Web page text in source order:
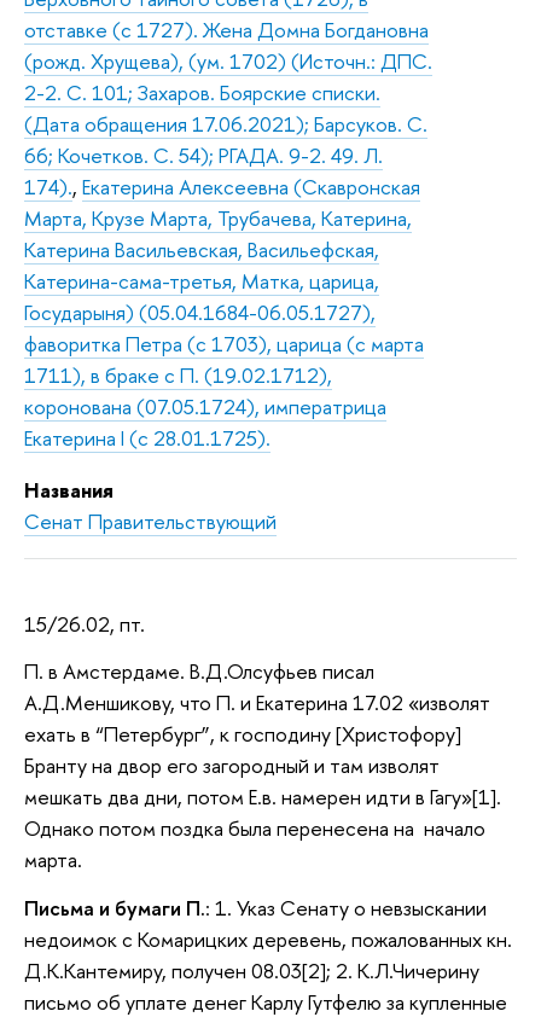
отставке (с 1727). Жена Домна Богдановна
(рожд. Хрущева), (ум. 1702) (Источн.: ДПС.
2-2. С. 101; Захаров. Боярские списки.
(Дата обращения 17.06.2021); Барсуков. С.
66; Кочетков. С. 54); РГАДА. 9-2. 49. Л.
174)., Екатерина Алексеевна (Скавронская
Марта, Крузе Марта, Трубачева, Катерина,
Катерина Васильевская, Васильефская,
Катерина-сама-третья, Матка, царица,
Государыня) (05.04.1684-06.05.1727),
фаворитка Петра (с 1703), царица (с марта
1711), в браке с П. (19.02.1712),
коронована (07.05.1724), императрица
Екатерина I (с 28.01.1725).
Названия
Сенат Правительствующий
15/26.02, пт.
П. в Амстердаме. В.Д.Олсуфьев писал
А.Д.Меншикову, что П. и Екатерина 17.02 «изволят
ехать в “Петербург”, к господину [Христофору]
Бранту на двор его загородный и там изволят
мешкать два дни, потом Е.в. намерен идти в Гагу»[1].
Однако потом поздка была перенесена на начало
марта.
Письма и бумаги П.: 1. Указ Сенату о невзыскании
недоимок с Комарицких деревень, пожалованных кн.
Д.К.Кантемиру, получен 08.03[2]; 2. К.Л.Чичерину
письмо об уплате денег Карлу Гутфелю за купленные